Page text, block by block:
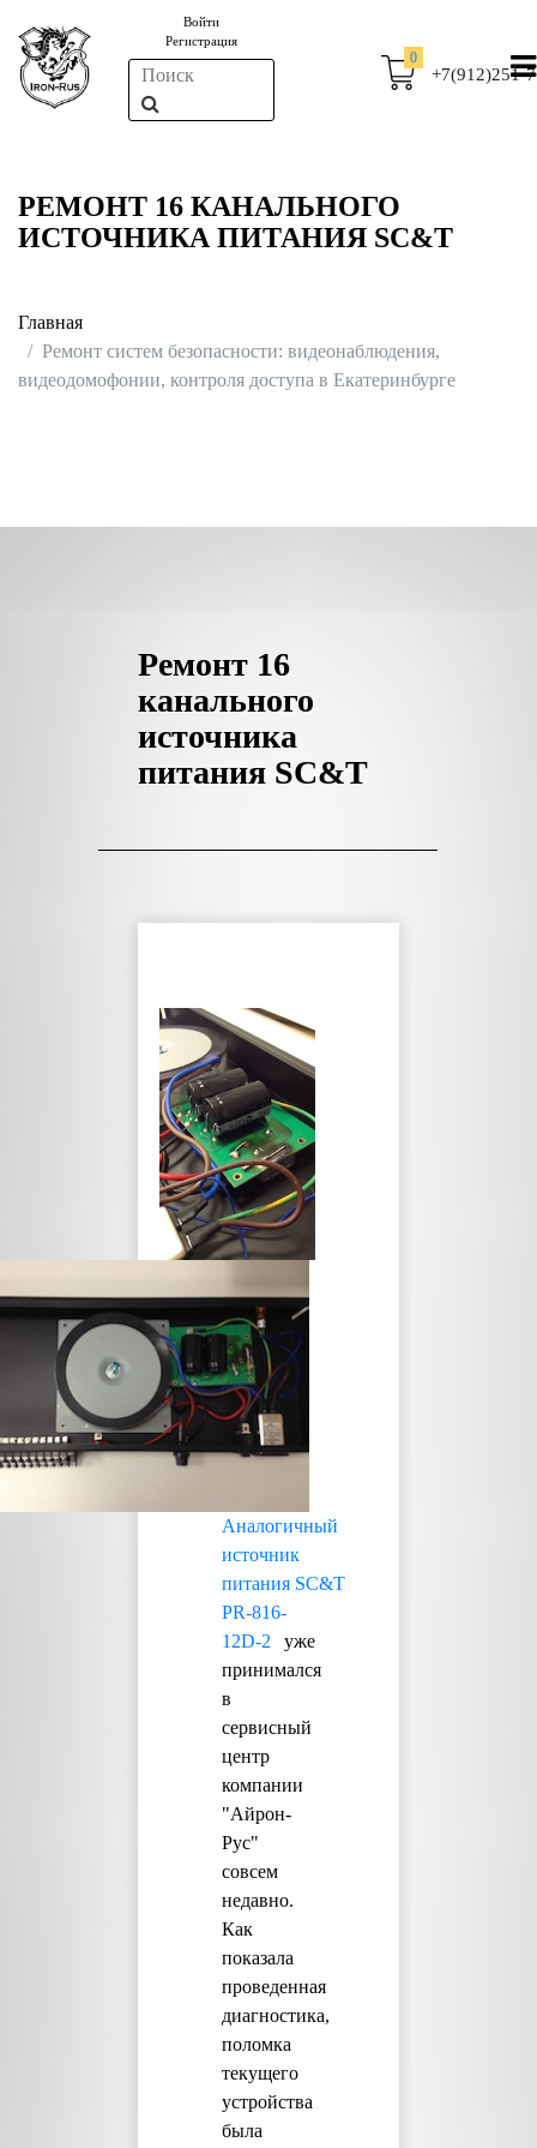
Войти
Регистрация
0
+7(912)251-
РЕМОНТ 16 КАНАЛЬНОГО
ИСТОЧНИКА ПИТАНИЯ SC&T
Главная
Ремонт систем безопасности: видеонаблюдения,
видеодомофонии, контроля доступа в Екатеринбурге
Ремонт 16
канального
источника
питания SC&T
Аналогичный
источник
питания SC&T
PR-816-
12D-2 уже
принимался
в
сервисный
центр
компании
"Айрон-
Рус"
совсем
недавно.
Как
показала
проведенная
диагностика,
поломка
текущего
устройства
была